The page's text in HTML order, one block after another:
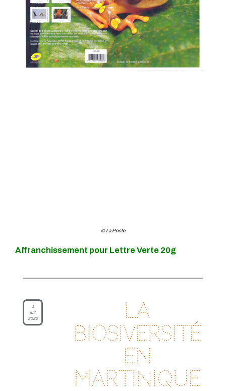
© La Poste
Affranchissement pour Lettre Verte 20g
1
juil.
2022
La
biosiversité
en
Martinique